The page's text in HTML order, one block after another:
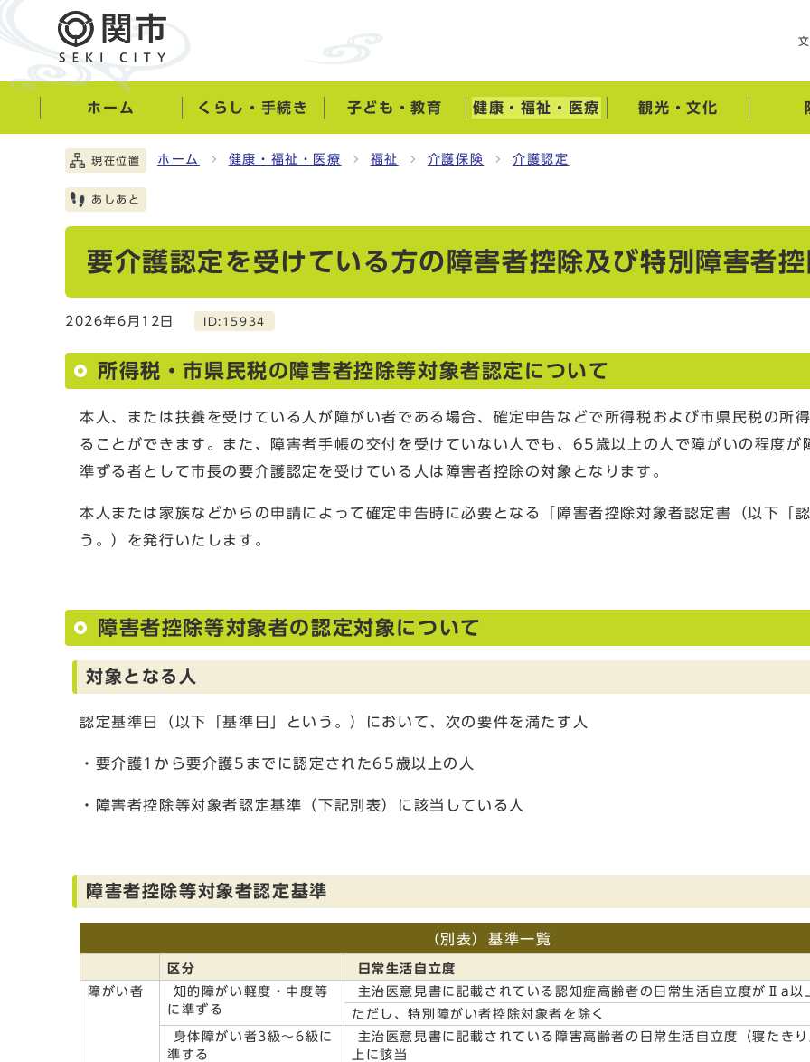
ホーム くらし・手続き 子ども・教育 健康・福祉・医療 観光・文化
現在位置 ホーム 健康・福祉・医療 福祉 介護保険 介護認定
あしあと
要介護認定を受けている方の障害者控除及び特別障害者控
2026年6月12日 ID:15934
所得税・市県民税の障害者控除等対象者認定について
本人、または扶養を受けている人が障がい者である場合、確定申告などで所得税および市県民税の所
ることができます。また、障害者手帳の交付を受けていない人でも、65歳以上の人で障がいの程度が
準ずる者として市長の要介護認定を受けている人は障害者控除の対象となります。
本人または家族などからの申請によって確定申告時に必要となる「障害者控除対象者認定書（以下「
う。）を発行いたします。
障害者控除等対象者の認定対象について
対象となる人
認定基準日（以下「基準日」という。）において、次の要件を満たす人
・要介護1から要介護5までに認定された65歳以上の人
・障害者控除等対象者認定基準（下記別表）に該当している人
障害者控除等対象者認定基準
（別表）基準一覧
区分
日常生活自立度
障がい者
知的障がい軽度・中度等
に準ずる
主治医意見書に記載されている認知症高齢者の日常生活自立度がⅡa以
ただし、特別障がい者控除対象者を除く
身体障がい者3級～6級に
準する
主治医意見書に記載されている障害高齢者の日常生活自立度（寝たき
上に該当